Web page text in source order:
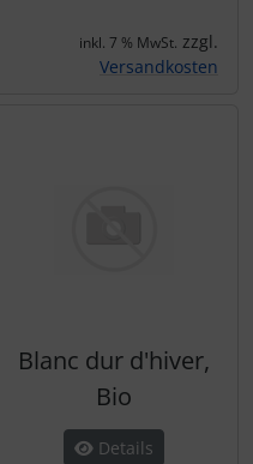
inkl. 7 % MwSt. zzgl.
Versandkosten
Blanc dur d'hiver,
Bio
Details